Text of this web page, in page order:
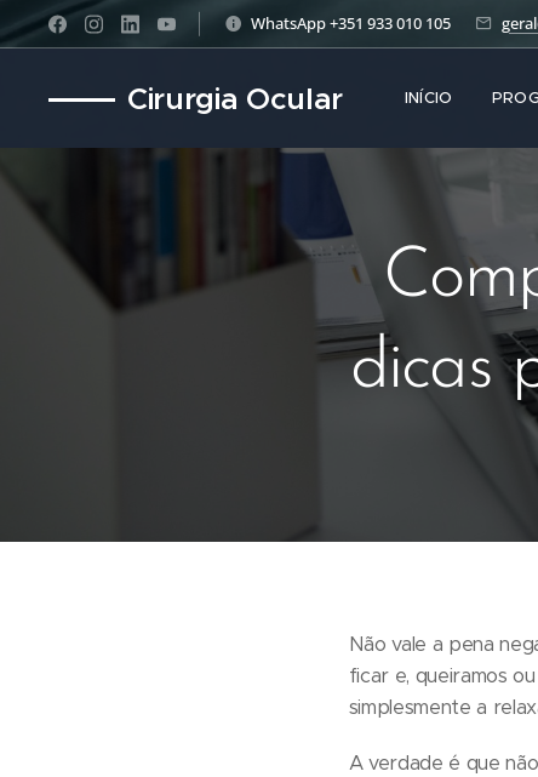
WhatsApp +351 933 010 105
Cirurgia Ocular INÍCIO
dicas
Não vale a pena
ficar e, queiramos
simplesmente a
A verdade é que